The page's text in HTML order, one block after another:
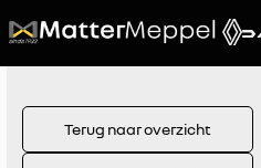
Terug naar overzicht